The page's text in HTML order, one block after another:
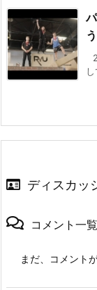
う
ディスカッ
コメント一覧
まだ、コメント